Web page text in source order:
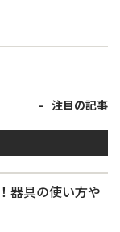
注目の記事
器具の使い方や